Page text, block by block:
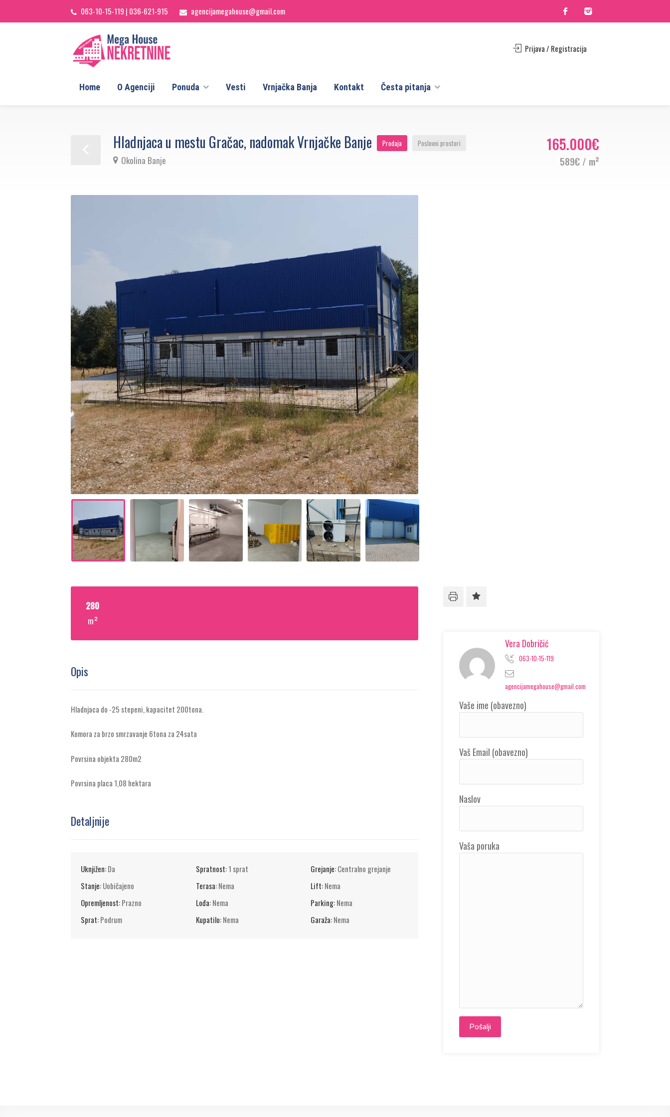
063-10-15-119 | 036-621-915 agencijamegahouse@gmail.com
Home O Agenciji Ponuda Vesti Vrnjačka Banja Kontakt Česta pitanja
Prijava / Registracija
Hladnjaca u mestu Gračac, nadomak Vrnjačke Banje Prodaja Poslovni prostori
Okolina Banje
165.000€
589€ / m²
280
m²
Opis
Hladnjaca do -25 stepeni, kapacitet 200tona.
Komora za brzo smrzavanje 6tona za 24sata
Povrsina objekta 280m2
Povrsina placa 1,08 hektara
Detaljnije
Uknjižen:Da
Stanje:Uobičajeno
Opremljenost:Prazno
Sprat:Podrum
Spratnost:1 sprat
Terasa:Nema
Lođa:Nema
Kupatilo:Nema
Grejanje:Centralno grejanje
Lift:Nema
Parking:Nema
Garaža:Nema
Vera Dobričić
063-10-15-119
agencijamegahouse@gmail.com
Vaše ime (obavezno)
Vaš Email (obavezno)
Naslov
Vaša poruka